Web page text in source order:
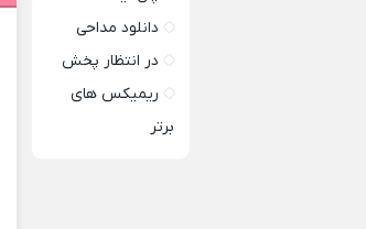
دانلود مداحی
در انتظار پخش
ریمیکس های
برتر